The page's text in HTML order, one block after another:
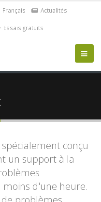
Français Actualités
Essais gratuits
conçu
un support à la
d'une heure.